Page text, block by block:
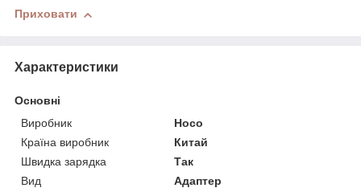
Приховати
Характеристики
Основні
Виробник
Hoco
Країна виробник
Китай
Швидка зарядка
Так
Вид
Адаптер